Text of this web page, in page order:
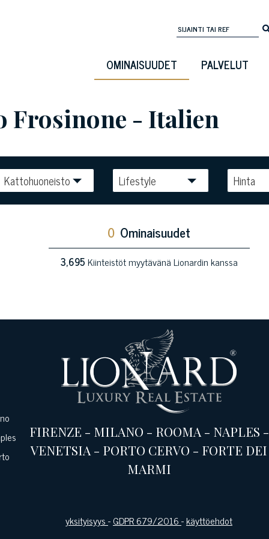
OMINAISUUDET PALVELUT
Frosinone - Italien
Kattohuoneisto Lifestyle Hinta
0 Ominaisuudet
3,695Kiinteistöt myytävänä Lionardin kanssa
FIRENZE - MILANO - ROOMA - NAPLES -
VENETSIA - PORTO CERVO - FORTE DEI
MARMI
yksityisyys-GDPR 679/2016-käyttöehdot